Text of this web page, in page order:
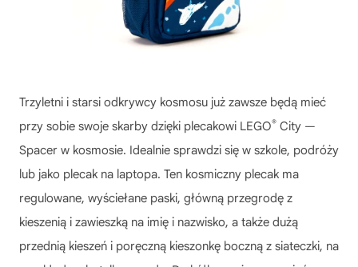
Trzyletni i starsi odkrywcy kosmosu już zawsze będą mieć
przy sobie swoje skarby dzięki plecakowi LEGO® City —
Spacer w kosmosie. Idealnie sprawdzi się w szkole, podróży
lub jako plecak na laptopa. Ten kosmiczny plecak ma
regulowane, wyściełane paski, główną przegrodę z
kieszenią i zawieszką na imię i nazwisko, a także dużą
przednią kieszeń i poręczną kieszonkę boczną z siateczki, na